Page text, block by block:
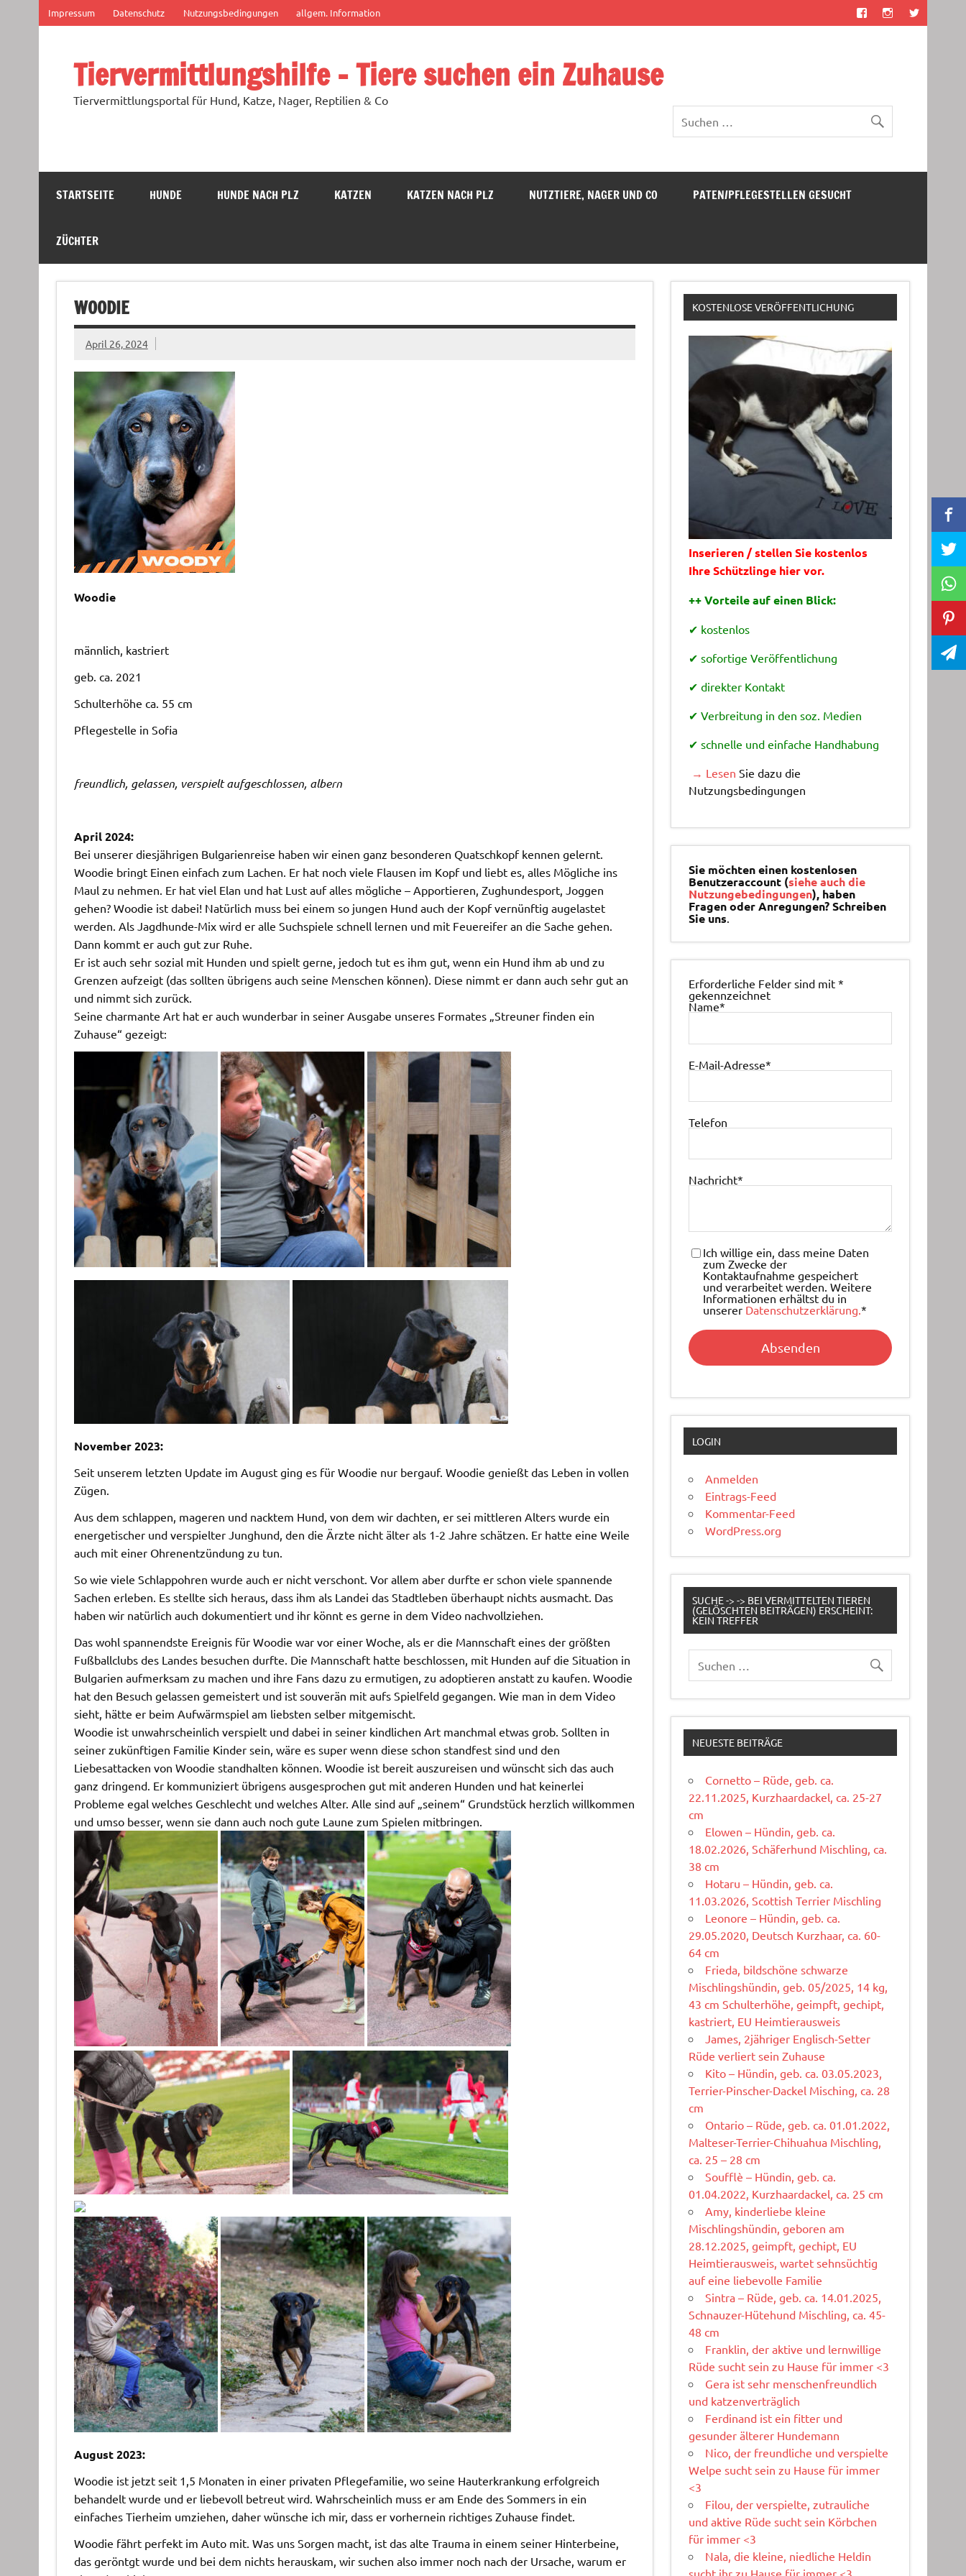
springen
Impressum Datenschutz Nutzungsbedingungen allgem. Information
Tiervermittlungshilfe – Tiere suchen ein Zuhause
Tiervermittlungsportal für Hund, Katze, Nager, Reptilien & Co
STARTSEITE HUNDE HUNDE NACH PLZ KATZEN KATZEN NACH PLZ NUTZTIERE, NAGER UND CO PATEN/PFLEGESTELLEN GESUCHT
ZÜCHTER
WOODIE
April 26, 2024
Woodie
männlich, kastriert
geb. ca. 2021
Schulterhöhe ca. 55 cm
Pflegestelle in Sofia
freundlich, gelassen, verspielt aufgeschlossen, albern
April 2024:
Bei unserer diesjährigen Bulgarienreise haben wir einen ganz besonderen Quatschkopf kennen gelernt.
Woodie bringt Einen einfach zum Lachen. Er hat noch viele Flausen im Kopf und liebt es, alles Mögliche ins
Maul zu nehmen. Er hat viel Elan und hat Lust auf alles mögliche – Apportieren, Zughundesport, Joggen
gehen? Woodie ist dabei! Natürlich muss bei einem so jungen Hund auch der Kopf vernünftig augelastet
werden. Als Jagdhunde-Mix wird er alle Suchspiele schnell lernen und mit Feuereifer an die Sache gehen.
Dann kommt er auch gut zur Ruhe.
Er ist auch sehr sozial mit Hunden und spielt gerne, jedoch tut es ihm gut, wenn ein Hund ihm ab und zu
Grenzen aufzeigt (das sollten übrigens auch seine Menschen können). Diese nimmt er dann auch sehr gut an
und nimmt sich zurück.
Seine charmante Art hat er auch wunderbar in seiner Ausgabe unseres Formates „Streuner finden ein
Zuhause“ gezeigt:
November 2023:
Seit unserem letzten Update im August ging es für Woodie nur bergauf. Woodie genießt das Leben in vollen
Zügen.
Aus dem schlappen, mageren und nacktem Hund, von dem wir dachten, er sei mittleren Alters wurde ein
energetischer und verspielter Junghund, den die Ärzte nicht älter als 1-2 Jahre schätzen. Er hatte eine Weile
auch mit einer Ohrenentzündung zu tun.
So wie viele Schlappohren wurde auch er nicht verschont. Vor allem aber durfte er schon viele spannende
Sachen erleben. Es stellte sich heraus, dass ihm als Landei das Stadtleben überhaupt nichts ausmacht. Das
haben wir natürlich auch dokumentiert und ihr könnt es gerne in dem Video nachvollziehen.
Das wohl spannendste Ereignis für Woodie war vor einer Woche, als er die Mannschaft eines der größten
Fußballclubs des Landes besuchen durfte. Die Mannschaft hatte beschlossen, mit Hunden auf die Situation in
Bulgarien aufmerksam zu machen und ihre Fans dazu zu ermutigen, zu adoptieren anstatt zu kaufen. Woodie
hat den Besuch gelassen gemeistert und ist souverän mit aufs Spielfeld gegangen. Wie man in dem Video
sieht, hätte er beim Aufwärmspiel am liebsten selber mitgemischt.
Woodie ist unwahrscheinlich verspielt und dabei in seiner kindlichen Art manchmal etwas grob. Sollten in
seiner zukünftigen Familie Kinder sein, wäre es super wenn diese schon standfest sind und den
Liebesattacken von Woodie standhalten können. Woodie ist bereit auszureisen und wünscht sich das auch
ganz dringend. Er kommuniziert übrigens ausgesprochen gut mit anderen Hunden und hat keinerlei
Probleme egal welches Geschlecht und welches Alter. Alle sind auf „seinem“ Grundstück herzlich willkommen
und umso besser, wenn sie dann auch noch gute Laune zum Spielen mitbringen.
August 2023:
Woodie ist jetzt seit 1,5 Monaten in einer privaten Pflegefamilie, wo seine Hauterkrankung erfolgreich
behandelt wurde und er liebevoll betreut wird. Wahrscheinlich muss er am Ende des Sommers in ein
einfaches Tierheim umziehen, daher wünsche ich mir, dass er vorhernein richtiges Zuhause findet.
Woodie fährt perfekt im Auto mit. Was uns Sorgen macht, ist das alte Trauma in einem seiner Hinterbeine,
das geröntgt wurde und bei dem nichts herauskam, wir suchen also immer noch nach der Ursache, warum er
KOSTENLOSE VERÖFFENTLICHUNG
Inserieren / stellen Sie kostenlos
Ihre Schützlinge hier vor.
++ Vorteile auf einen Blick:
✔ kostenlos
✔ sofortige Veröffentlichung
✔ direkter Kontakt
✔ Verbreitung in den soz. Medien
✔ schnelle und einfache Handhabung
→ Lesen Sie dazu die
Nutzungsbedingungen
Sie möchten einen kostenlosen
Benutzeraccount (siehe auch die
Nutzungebedingungen), haben
Fragen oder Anregungen? Schreiben
Sie uns.
Erforderliche Felder sind mit*
gekennzeichnet
Name*
E-Mail-Adresse*
Telefon
Nachricht*
Ich willige ein, dass meine Daten
zum Zwecke der
Kontaktaufnahme gespeichert
und verarbeitet werden. Weitere
Informationen erhältst du in
unserer Datenschutzerklärung.*
LOGIN
Anmelden
Eintrags-Feed
Kommentar-Feed
WordPress.org
SUCHE -> -> BEI VERMITTELTEN TIEREN
(GELÖSCHTEN BEITRÄGEN) ERSCHEINT:
KEIN TREFFER
NEUESTE BEITRÄGE
Cornetto – Rüde, geb. ca.
22.11.2025, Kurzhaardackel, ca. 25-27
cm
Elowen – Hündin, geb. ca.
18.02.2026, Schäferhund Mischling, ca.
38 cm
Hotaru – Hündin, geb. ca.
11.03.2026, Scottish Terrier Mischling
Leonore – Hündin, geb. ca.
29.05.2020, Deutsch Kurzhaar, ca. 60-
64 cm
Frieda, bildschöne schwarze
Mischlingshündin, geb. 05/2025, 14 kg,
43 cm Schulterhöhe, geimpft, gechipt,
kastriert, EU Heimtierausweis
James, 2jähriger Englisch-Setter
Rüde verliert sein Zuhause
Kito – Hündin, geb. ca. 03.05.2023,
Terrier-Pinscher-Dackel Misching, ca. 28
cm
Ontario – Rüde, geb. ca. 01.01.2022,
Malteser-Terrier-Chihuahua Mischling,
ca. 25 – 28 cm
Soufflè – Hündin, geb. ca.
01.04.2022, Kurzhaardackel, ca. 25 cm
Amy, kinderliebe kleine
Mischlingshündin, geboren am
28.12.2025, geimpft, gechipt, EU
Heimtierausweis, wartet sehnsüchtig
auf eine liebevolle Familie
Sintra – Rüde, geb. ca. 14.01.2025,
Schnauzer-Hütehund Mischling, ca. 45-
48 cm
Franklin, der aktive und lernwillige
Rüde sucht sein zu Hause für immer <3
Gera ist sehr menschenfreundlich
und katzenverträglich
Ferdinand ist ein fitter und
gesunder älterer Hundemann
Nico, der freundliche und verspielte
Welpe sucht sein zu Hause für immer
<3
Filou, der verspielte, zutrauliche
und aktive Rüde sucht sein Körbchen
für immer <3
Nala, die kleine, niedliche Heldin